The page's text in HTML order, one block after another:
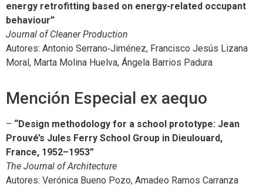
energy retrofitting based on energy-related occupant
behaviour”
Journal of Cleaner Production
Autores: Antonio Serrano‑Jiménez, Francisco Jesús Lizana
Moral, Marta Molina Huelva, Ángela Barrios Padura
Mención Especial ex aequo
– “Design methodology for a school prototype: Jean
Prouvé’s Jules Ferry School Group in Dieulouard,
France, 1952–1953”
The Journal of Architecture
Autores: Verónica Bueno Pozo, Amadeo Ramos Carranza